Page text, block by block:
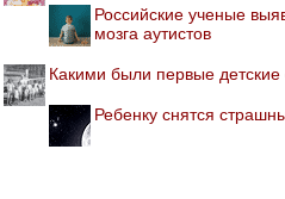
Российские ученые
мозга аутистов
Какими были первые
Ребенку снятся